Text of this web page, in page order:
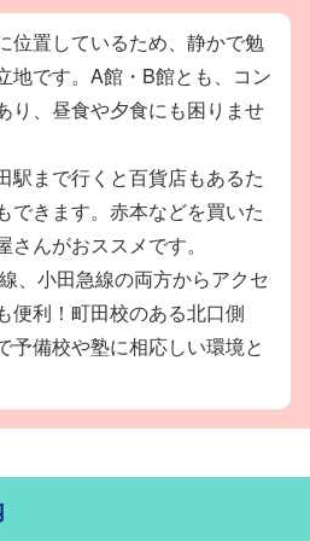
位置しているため、静かで勉
地です。A館・B館とも、コン
り、昼食や夕食にも困りませ
駅まで行くと百貨店もあるた
できます。赤本などを買いた
んがおススメです。
、小田急線の両方からアクセ
便利！町田校のある北口側
予備校や塾に相応しい環境と